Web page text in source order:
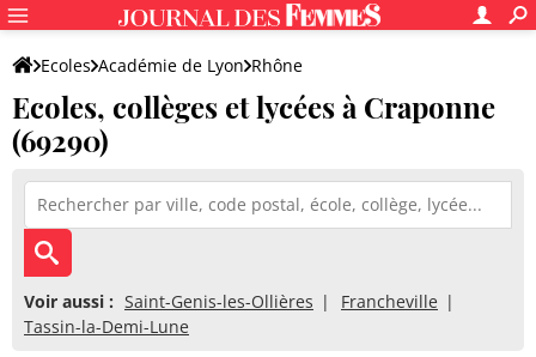
Ecoles Académie de Lyon Rhône
Ecoles, collèges et lycées à Craponne
(69290)
Voir aussi : Saint-Genis-les-Ollières
Francheville
Tassin-la-Demi-Lune